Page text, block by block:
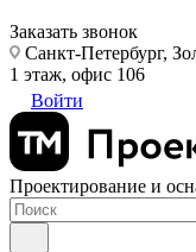
Заказать звонок
Санкт-Петербург,
1 этаж, офис 106
Войти
Проектирование и